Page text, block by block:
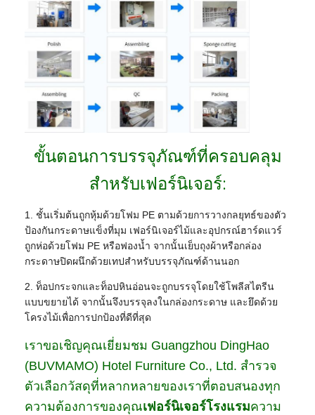
ขั้นตอนการบรรจุภัณฑ์ที่ครอบคลุม
สำหรับเฟอร์นิเจอร์:
1. ชั้นเริ่มต้นถูกหุ้มด้วยโฟม PE ตามด้วยการวางกลยุทธ์ของตัว
ป้องกันกระดาษแข็งที่มุม เฟอร์นิเจอร์ไม้และอุปกรณ์ฮาร์ดแวร์
ถูกห่อด้วยโฟม PE หรือฟองน้ำ จากนั้นเย็บถุงผ้าหรือกล่อง
กระดาษปิดผนึกด้วยเทปสำหรับบรรจุภัณฑ์ด้านนอก
2. ท็อปกระจกและท็อปหินอ่อนจะถูกบรรจุโดยใช้โพลีสไตรีน
แบบขยายได้ จากนั้นจึงบรรจุลงในกล่องกระดาษ และยึดด้วย
โครงไม้เพื่อการปกป้องที่ดีที่สุด
เราขอเชิญคุณเยี่ยมชม Guangzhou DingHao
(BUVMAMO) Hotel Furniture Co., Ltd. สำรวจ
ตัวเลือกวัสดุที่หลากหลายของเราที่ตอบสนองทุก
ความต้องการของคุณเฟอร์นิเจอร์โรงแรมความ